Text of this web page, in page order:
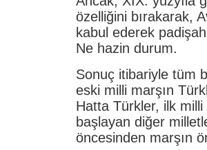
özelliğini bırakarak,
kabul ederek
Ne hazin durum.
Sonuç itibariyle tüm
eski milli marşın
Hatta Türkler, ilk milli
başlayan diğer
öncesinden marşın